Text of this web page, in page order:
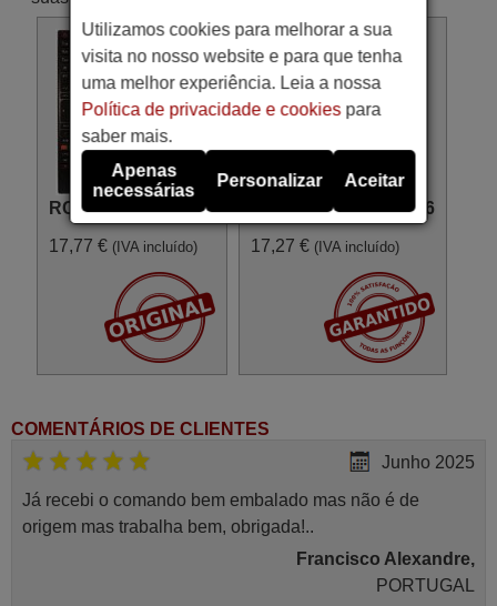
RC 4876 (30088184)
17,77 € (IVA incluído)
Substituto de RC4876
17,27 € (IVA incluído)
COMENTÁRIOS DE CLIENTES
Junho 2025
Já recebi o comando bem embalado mas não é de
origem mas trabalha bem, obrigada!..
Francisco Alexandre,
PORTUGAL
Utilizamos cookies para melhorar a sua
visita no nosso website e para que tenha
uma melhor experiência. Leia a nossa
Política de privacidade e cookiespara
saber mais.
Apenas
necessárias
Personalizar Aceitar